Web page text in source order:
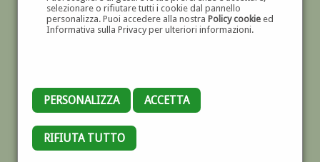
selezionare o rifiutare tutti i cookie dal pannello
personalizza. Puoi accedere alla nostra Policy cookieed
Informativa sulla Privacy per ulteriori informazioni.
PERSONALIZZA ACCETTA
RIFIUTA TUTTO
ARAGONESE